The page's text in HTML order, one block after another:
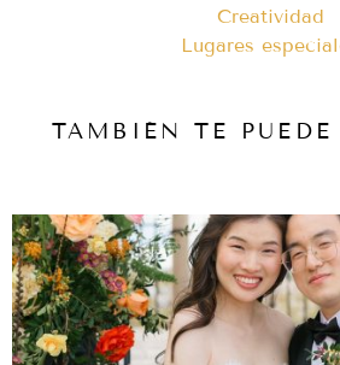
Creatividad
Lugares
TAMBIÉN TE PUEDE